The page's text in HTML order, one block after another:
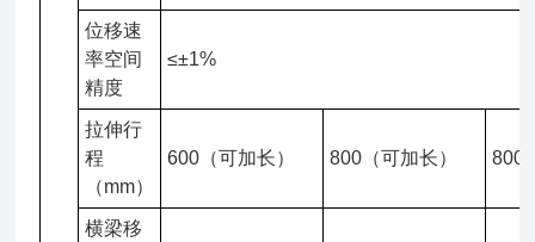
位移速
率空间
精度
≤±1%
拉伸行
程
（mm）
600（可加长） 800（可加长） 800
横梁移